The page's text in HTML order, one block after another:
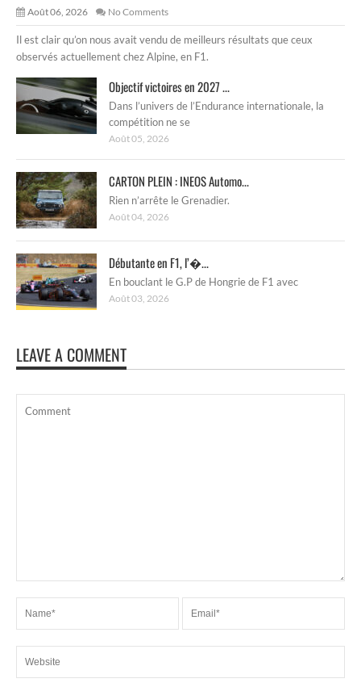
Août 06, 2026 No Comments
Il est clair qu’on nous avait vendu de meilleurs résultats que ceux
observés actuellement chez Alpine, en F1.
Objectif victoires en 2027 ...
Dans l’univers de l’Endurance internationale, la
compétition ne se
Août 05, 2026
CARTON PLEIN : INEOS Automo...
Rien n’arrête le Grenadier.
Août 04, 2026
Débutante en F1, l’�...
En bouclant le G.P de Hongrie de F1 avec
Août 03, 2026
LEAVE A COMMENT